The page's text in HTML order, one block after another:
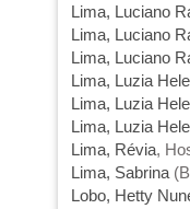
Lima, Luciano
Lima, Luciano
Lima, Luciano
Lima, Luzia
Lima, Luzia
Lima, Luzia
Lima, Révia,
Lima, Sabrina
Lobo, Hetty